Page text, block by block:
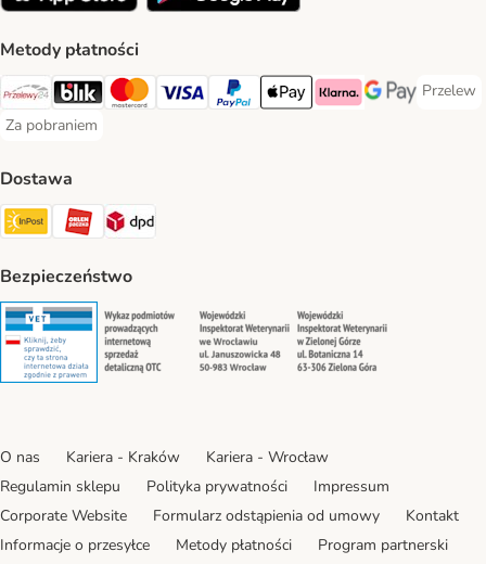
Metody płatności
Przelewy24 Payment Method
Blik Payment Method
MasterCard Payment Method
Visa Payment Method
PayPal Payment Method
Apple Pay Payment Method
Klarna Payment Method
Google Pay
Przelew
Przelew
Za pobraniem
Za pobraniem Payment Method
Dostawa
Paczkomat® Shipping Method
ORLEN Paczka Shipping Method
DPD Shipping Method
Bezpieczeństwo
Security Security Security
O nas Kariera - Kraków
Kariera - Wrocław
Regulamin sklepu
Polityka prywatności
Impressum
Corporate Website
Formularz odstąpienia od umowy
Kontakt
Informacje o przesyłce
Metody płatności
Program partnerski